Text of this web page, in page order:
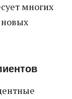
многих